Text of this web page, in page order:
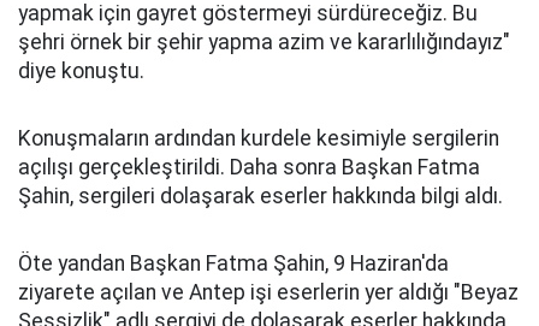
yapmak için gayret göstermeyi sürdüreceğiz. Bu
şehri örnek bir şehir yapma azim ve kararlılığındayız"
diye konuştu.
Konuşmaların ardından kurdele kesimiyle sergilerin
açılışı gerçekleştirildi. Daha sonra Başkan Fatma
Şahin, sergileri dolaşarak eserler hakkında bilgi aldı.
Öte yandan Başkan Fatma Şahin, 9 Haziran'da
ziyarete açılan ve Antep işi eserlerin yer aldığı "Beyaz
Sessizlik" adlı sergiyi de dolaşarak eserler hakkında